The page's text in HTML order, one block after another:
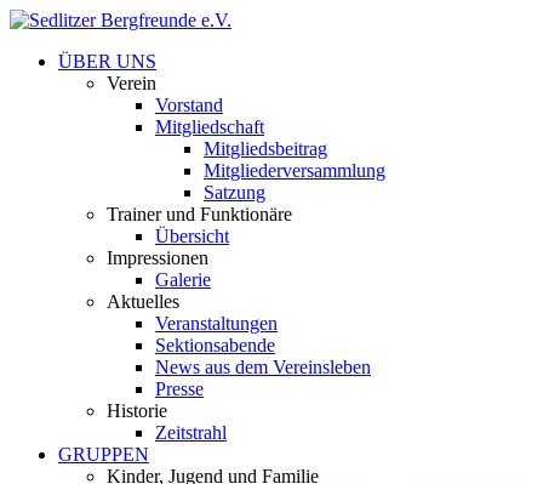
ÜBER UNS
Verein
Vorstand
Mitgliedschaft
Mitgliedsbeitrag
Mitgliederversammlung
Satzung
Trainer und Funktionäre
Übersicht
Impressionen
Galerie
Aktuelles
Veranstaltungen
Sektionsabende
News aus dem Vereinsleben
Presse
Historie
Zeitstrahl
GRUPPEN
Kinder, Jugend und Familie